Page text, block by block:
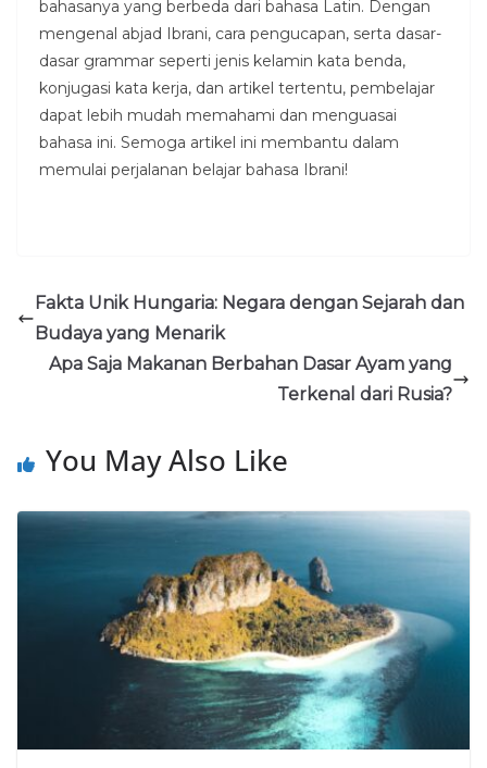
bahasanya yang berbeda dari bahasa Latin. Dengan
mengenal abjad Ibrani, cara pengucapan, serta dasar-
dasar grammar seperti jenis kelamin kata benda,
konjugasi kata kerja, dan artikel tertentu, pembelajar
dapat lebih mudah memahami dan menguasai
bahasa ini. Semoga artikel ini membantu dalam
memulai perjalanan belajar bahasa Ibrani!
Fakta Unik Hungaria: Negara dengan Sejarah dan
Budaya yang Menarik
Apa Saja Makanan Berbahan Dasar Ayam yang
Terkenal dari Rusia?
You May Also Like